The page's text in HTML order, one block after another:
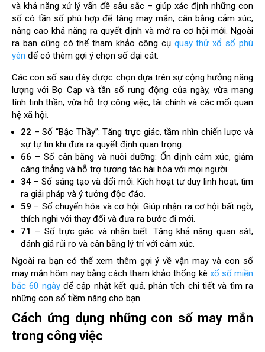
và khả năng xử lý vấn đề sâu sắc – giúp xác định những con
số có tần số phù hợp để tăng may mắn, cân bằng cảm xúc,
nâng cao khả năng ra quyết định và mở ra cơ hội mới. Ngoài
ra bạn cũng có thể tham khảo công cụ quay thử xổ số phú
yên để có thêm gợi ý chọn số đại cát.
Các con số sau đây được chọn dựa trên sự cộng hưởng năng
lượng với Bọ Cạp và tần số rung động của ngày, vừa mang
tính tinh thần, vừa hỗ trợ công việc, tài chính và các mối quan
hệ xã hội.
22 – Số “Bậc Thầy”: Tăng trực giác, tầm nhìn chiến lược và
sự tự tin khi đưa ra quyết định quan trọng.
66 – Số cân bằng và nuôi dưỡng: Ổn định cảm xúc, giảm
căng thẳng và hỗ trợ tương tác hài hòa với mọi người.
34 – Số sáng tạo và đổi mới: Kích hoạt tư duy linh hoạt, tìm
ra giải pháp và ý tưởng độc đáo.
59 – Số chuyển hóa và cơ hội: Giúp nhận ra cơ hội bất ngờ,
thích nghi với thay đổi và đưa ra bước đi mới.
71 – Số trực giác và nhận biết: Tăng khả năng quan sát,
đánh giá rủi ro và cân bằng lý trí với cảm xúc.
Ngoài ra bạn có thể xem thêm gợi ý về vận may và con số
may mắn hôm nay bằng cách tham khảo thống kê xổ số miền
bắc 60 ngàyđể cập nhật kết quả, phân tích chi tiết và tìm ra
những con số tiềm năng cho bạn.
Cách ứng dụng những con số may mắn
trong công việc